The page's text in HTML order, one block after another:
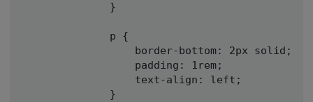
              }
              p {
                  border-bottom: 2px solid;
                  padding: 1rem;
                  text-align: left;
              }